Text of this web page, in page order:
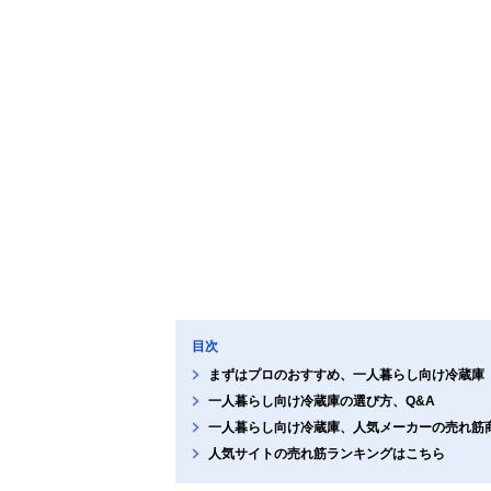
目次
まずはプロのおすすめ、一人暮らし向け冷蔵庫
一人暮らし向け冷蔵庫の選び方、Q&A
一人暮らし向け冷蔵庫、人気メーカーの売れ筋
人気サイトの売れ筋ランキングはこちら